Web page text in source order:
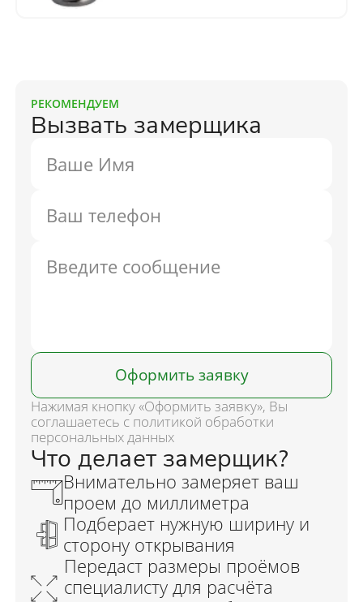
РЕКОМЕНДУЕМ
Вызвать замерщика
Оформить заявку
Нажимая кнопку «Оформить заявку», Вы
соглашаетесь с политикой обработки
персональных данных